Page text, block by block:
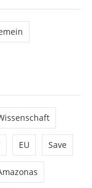
EU Save